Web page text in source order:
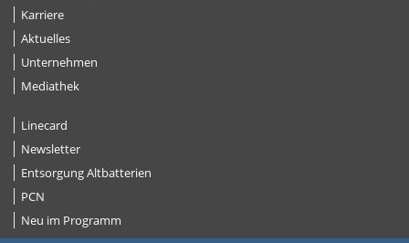
Karriere
Aktuelles
Unternehmen
Mediathek
Linecard
Newsletter
Entsorgung Altbatterien
PCN
Neu im Programm